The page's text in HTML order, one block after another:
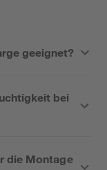
geeignet?
bei
die Montage